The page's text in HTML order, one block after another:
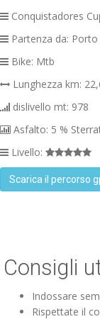
Conquistadores
Partenza da:
Bike: Mtb
Lunghezza km:
dislivello mt: 978
Asfalto: 5 %
Livello:
Scarica il percorso
Consigli
Indossare
Rispettate il